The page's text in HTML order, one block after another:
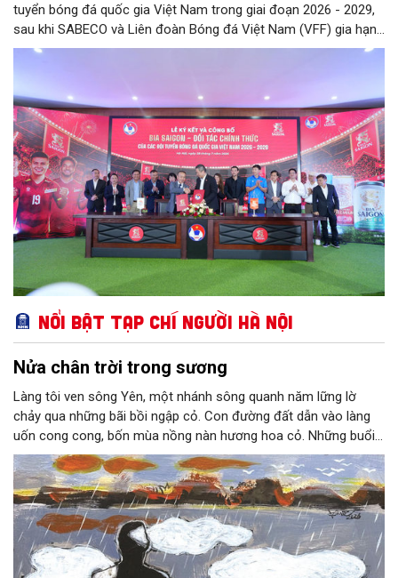
tuyển bóng đá quốc gia Việt Nam trong giai đoạn 2026 - 2029,
sau khi SABECO và Liên đoàn Bóng đá Việt Nam (VFF) gia hạn
hợp tác chiến lược. Hai bên kỳ vọng tạo thêm nguồn lực cho
Nổi bật Tạp chí Người Hà Nội
Nửa chân trời trong sương
Làng tôi ven sông Yên, một nhánh sông quanh năm lững lờ
chảy qua những bãi bồi ngập cỏ. Con đường đất dẫn vào làng
uốn cong cong, bốn mùa nồng nàn hương hoa cỏ. Những buổi
hoàng hôn, khi nắng đã dịu xuống phía cuối sông, đám hoa tím
lại thẫm màu như có ai vừa rắc lên một lớp khói.